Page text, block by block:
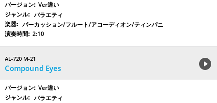
Ver違い
バラエティ
パーカッション/フルート/アコーディオン/ティンパニ
2:10
AL-720 M-21
Compound Eyes
Ver違い
バラエティ